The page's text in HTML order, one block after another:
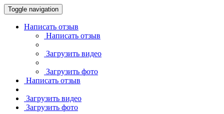
Toggle navigation
Написать отзыв
Написать отзыв
Загрузить видео
Загрузить фото
Написать отзыв
Загрузить видео
Загрузить фото